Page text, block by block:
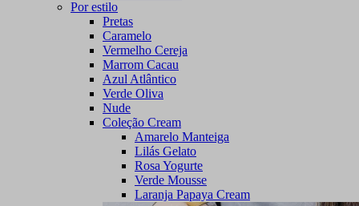
Por estilo
Pretas
Caramelo
Vermelho Cereja
Marrom Cacau
Azul Atlântico
Verde Oliva
Nude
Coleção Cream
Amarelo Manteiga
Lilás Gelato
Rosa Yogurte
Verde Mousse
Laranja Papaya Cream